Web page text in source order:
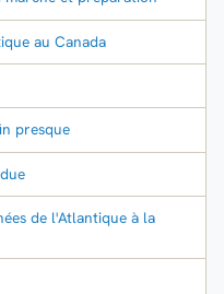
au Canada
presque
de l'Atlantique à la